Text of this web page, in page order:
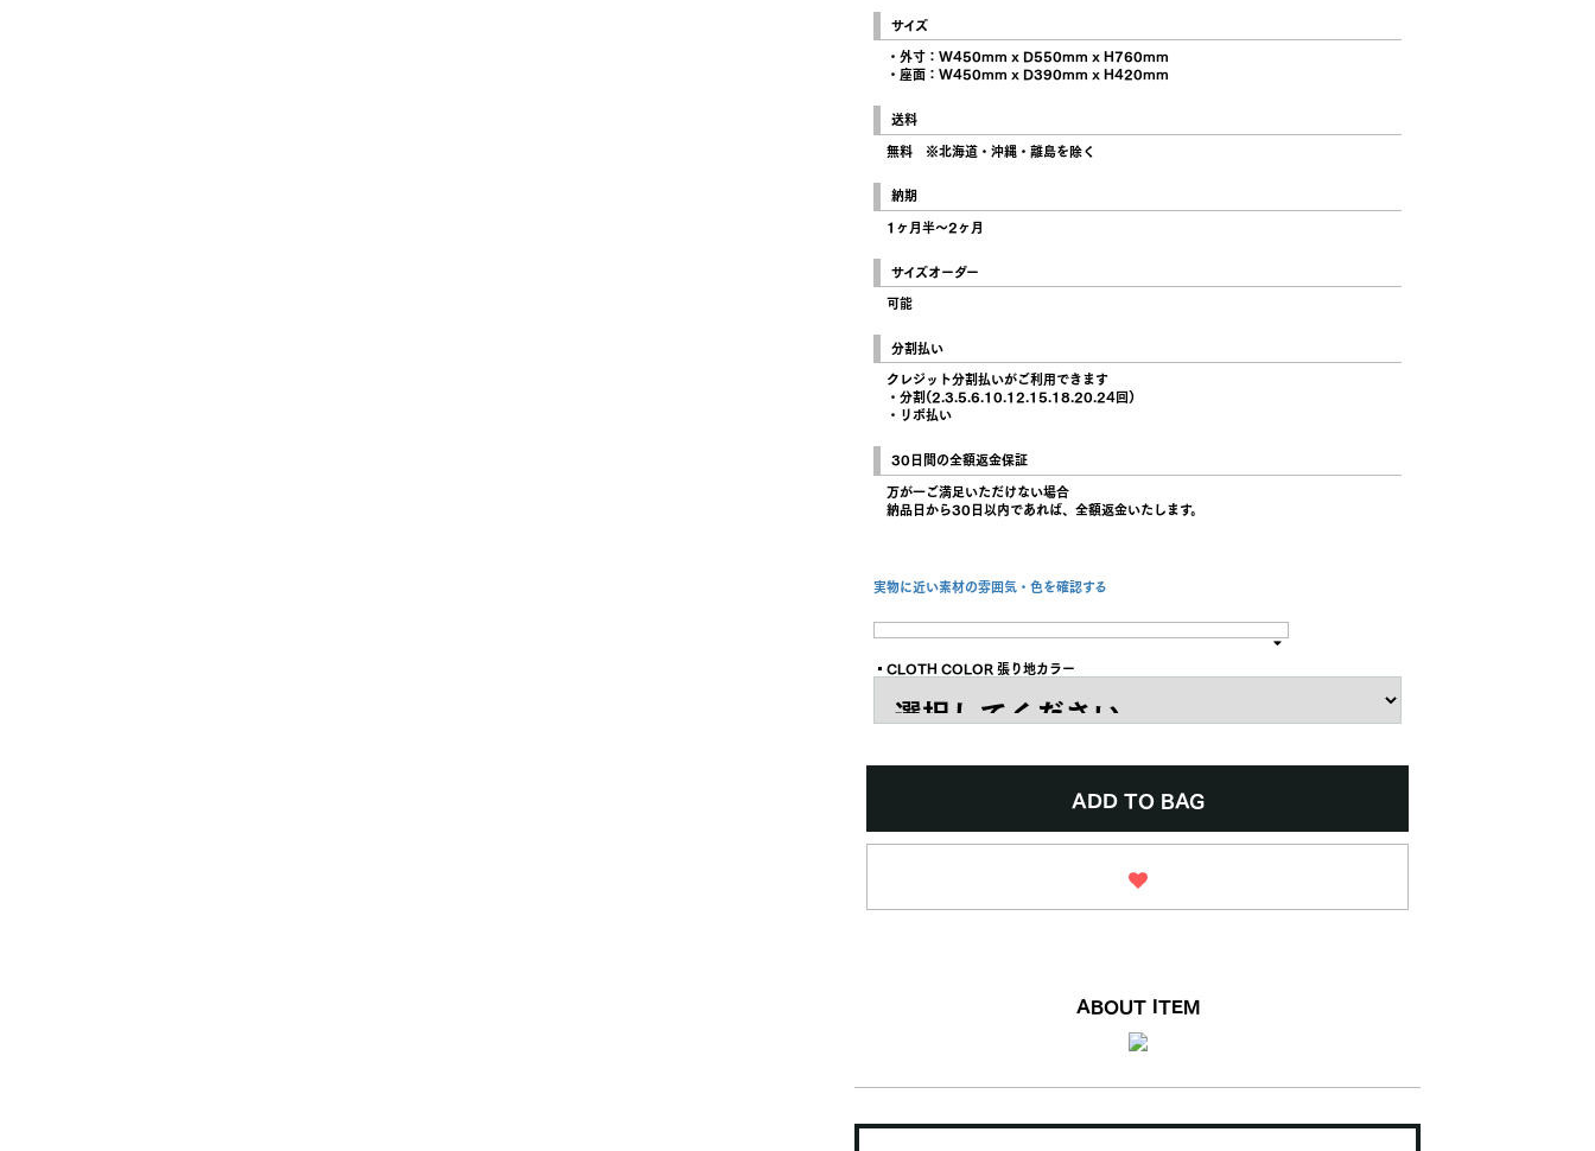
サイズ
・外寸：W450mm x D550mm x H760mm
・座面：W450mm x D390mm x H420mm
送料
無料 ※北海道・沖縄・離島を除く
納期
1ヶ月半〜2ヶ月
サイズオーダー
可能
分割払い
クレジット分割払いがご利用できます
・分割(2.3.5.6.10.12.15.18.20.24回)
・リボ払い
30日間の全額返金保証
万が一ご満足いただけない場合
納品日から30日以内であれば、全額返金いたします。
実物に近い素材の雰囲気・色を確認する
▪︎CLOTH COLOR 張り地カラー
ADD TO BAG
ABOUT ITEM